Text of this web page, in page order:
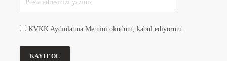
KVKK Aydınlatma Metnini okudum, kabul ediyorum.